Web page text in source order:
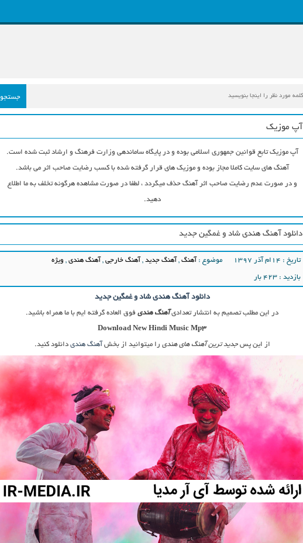
جستجو
آپ موزیک
آپ موزیک تابع قوانین جمهوری اسلامی بوده و در پایگاه ساماندهی وزارت فرهنگ و ارشاد ثبت شده است.
آهنگ های سایت کاملا مجاز بوده و موزیک های قرار گرفته شده با کسب رضایت صاحب اثر می باشد.
و در صورت عدم رضایت صاحب اثر آهنگ حذف میگردد ، لطفا در صورت مشاهده هرگونه تخلف به ما اطلاع
دهید.
دانلود آهنگ هندی شاد و غمگین جدید
تاریخ : ۱۴ام آذر ۱۳۹۷ موضوع : آهنگ , آهنگ جدید , آهنگ خارجی , آهنگ هندی , ویژه
بازدید : 423 بار
دانلود آهنگ هندی شاد و غمگین جدید
در این مطلب تصمیم به انتشار تعدادیآهنگ هندی فوق العاده گرفته ایم با ما همراه باشید.
Download New Hindi Music Mp3
از این پس جدید ترین آهنگ های هندی را میتوانید از بخش آهنگ هندی دانلود کنید.